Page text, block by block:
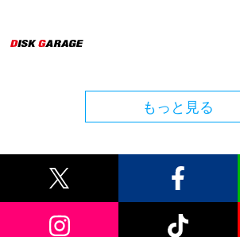
もっと見る